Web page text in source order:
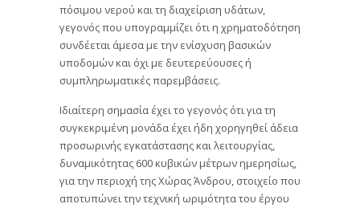
πόσιμου νερού και τη διαχείριση υδάτων,
γεγονός που υπογραμμίζει ότι η χρηματοδότηση
συνδέεται άμεσα με την ενίσχυση βασικών
υποδομών και όχι με δευτερεύουσες ή
συμπληρωματικές παρεμβάσεις.
Ιδιαίτερη σημασία έχει το γεγονός ότι για τη
συγκεκριμένη μονάδα έχει ήδη χορηγηθεί άδεια
προσωρινής εγκατάστασης και λειτουργίας,
δυναμικότητας 600 κυβικών μέτρων ημερησίως,
για την περιοχή της Χώρας Άνδρου, στοιχείο που
αποτυπώνει την τεχνική ωριμότητα του έργου